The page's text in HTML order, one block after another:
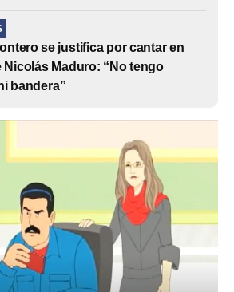
se justifica por cantar en
Nicolás Maduro: “No tengo
bandera”